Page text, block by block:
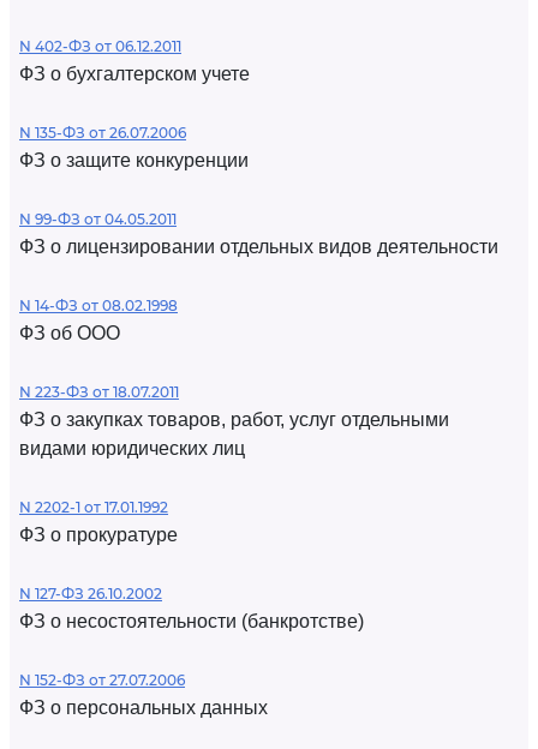
N 402-ФЗ от 06.12.2011
ФЗ о бухгалтерском учете
N 135-ФЗ от 26.07.2006
ФЗ о защите конкуренции
N 99-ФЗ от 04.05.2011
ФЗ о лицензировании отдельных видов деятельности
N 14-ФЗ от 08.02.1998
ФЗ об ООО
N 223-ФЗ от 18.07.2011
ФЗ о закупках товаров, работ, услуг отдельными
видами юридических лиц
N 2202-1 от 17.01.1992
ФЗ о прокуратуре
N 127-ФЗ 26.10.2002
ФЗ о несостоятельности (банкротстве)
N 152-ФЗ от 27.07.2006
ФЗ о персональных данных